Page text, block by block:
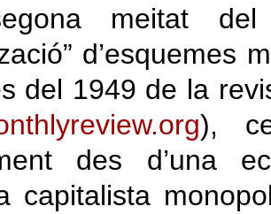
meitat
del 1949 de la
),
des d’una
capitalista